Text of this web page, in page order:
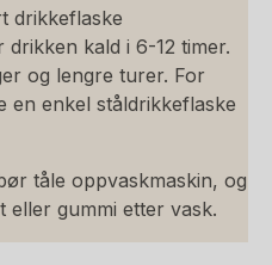
drikkeflaske
kald i 6-12 timer.
og lengre turer. For
en enkel ståldrikkeflaske
tåle oppvaskmaskin, og
gummi etter vask.